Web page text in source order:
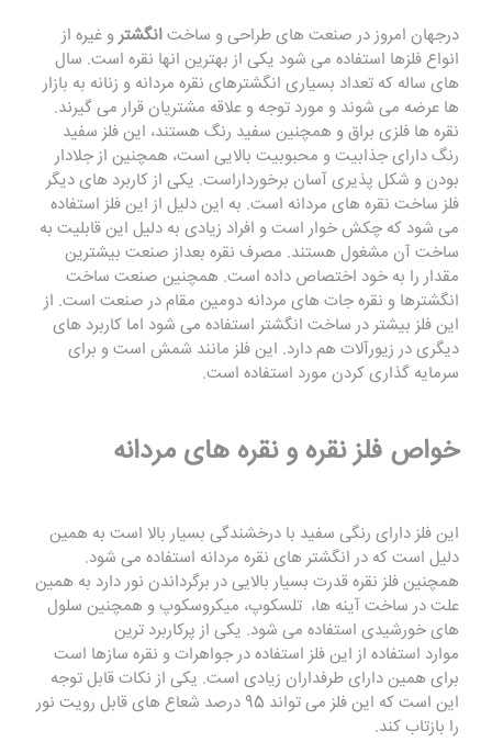
درجهان امروز در صنعت های طراحی و ساختانگشترو غیره از
انواع فلزها استفاده می شود یکی از بهترین انها نقره است. سال
های ساله که تعداد بسیاری انگشترهای نقره مردانه و زنانه به بازار
ها عرضه می شوند و مورد توجه و علاقه مشتریان قرار می گیرند.
نقره ها فلزی براق و همچنین سفید رنگ هستند، این فلز سفید
رنگ دارای جذابیت و محبوبیت بالایی است، همچنین از جلادار
بودن و شکل پذیری آسان برخورداراست. یکی از کاربرد های دیگر
فلز ساخت نقره های مردانه است. به این دلیل از این فلز استفاده
می شود که چکش خوار است و افراد زیادی به دلیل این قابلیت به
ساخت آن مشغول هستند. مصرف نقره بعداز صنعت بیشترین
مقدار را به خود اختصاص داده است. همچنین صنعت ساخت
انگشترها و نقره جات های مردانه دومین مقام در صنعت است. از
این فلز بیشتر در ساخت انگشتر استفاده می شود اما کاربرد های
دیگری در زیورآلات هم دارد. این فلز مانند شمش است و برای
سرمایه گذاری کردن مورد استفاده است.
خواص فلز نقره و نقره های مردانه
این فلز دارای رنگی سفید با درخشندگی بسیار بالا است به همین
دلیل است که در انگشتر های نقره مردانه استفاده می شود.
همچنین فلز نقره قدرت بسیار بالایی در برگرداندن نور دارد به همین
علت در ساخت آینه ها، تلسکوپ، میکروسکوپ و همچنین سلول
های خورشیدی استفاده می شود. یکی از پرکاربرد ترین
موارد استفاده از این فلز استفاده در جواهرات و نقره سازها است
برای همین دارای طرفداران زیادی است. یکی از نکات قابل توجه
این است که این فلز می تواند 95 درصد شعاع های قابل رویت نور
را بازتاب کند.